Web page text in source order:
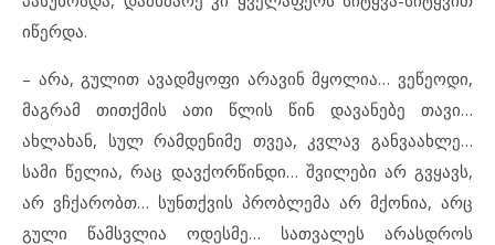
იწერდა.
– არა, გულით ავადმყოფი არავინ მყოლია… ვეწეოდი,
მაგრამ თითქმის ათი წლის წინ დავანებე თავი…
ახლახან, სულ რამდენიმე თვეა, კვლავ განვაახლე…
სამი წელია, რაც დავქორწინდი… შვილები არ გვყავს,
არ ვჩქარობთ… სუნთქვის პრობლემა არ მქონია, არც
გული წამსვლია ოდესმე… სათვალეს არასდროს